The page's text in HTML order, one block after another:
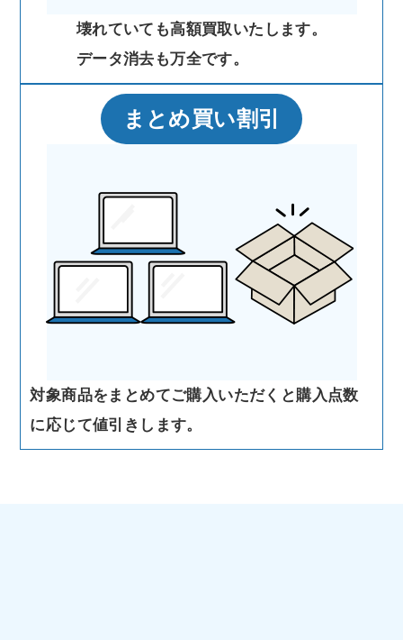
壊れていても高額買取いたします。
データ消去も万全です。
まとめ買い割引
対象商品をまとめてご購入いただくと購入点数
に応じて値引きします。